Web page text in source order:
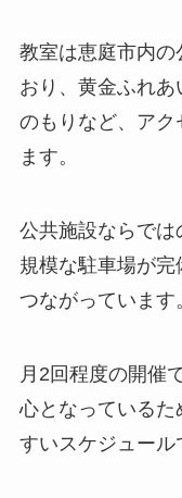
教室は恵庭市内の
おり、黄金ふれ
のもりなど、ア
ます。
公共施設ならで
規模な駐車場が
つながっています
月2回程度の開催
心となっている
すいスケジュール